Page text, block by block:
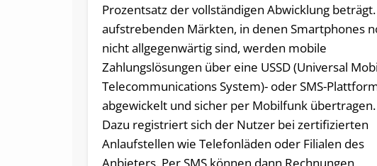
Prozentsatz der vollständigen Abwicklung
aufstrebenden Märkten, in denen Smartphones
nicht allgegenwärtig sind, werden mobile
Zahlungslösungen über eine USSD (Universal
Telecommunications System)- oder SMS-
abgewickelt und sicher per Mobilfunk übertragen.
Dazu registriert sich der Nutzer bei zertifizierten
Anlaufstellen wie Telefonläden oder Filialen des